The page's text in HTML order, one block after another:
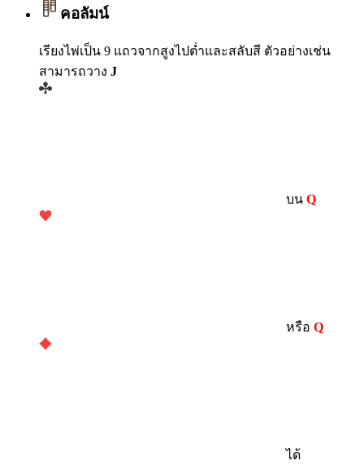
คอลัมน์
เรียงไพ่เป็น 9 แถวจากสูงไปต่ำและสลับสี ตัวอย่างเช่น
สามารถวาง J
บน Q
หรือ Q
ได้